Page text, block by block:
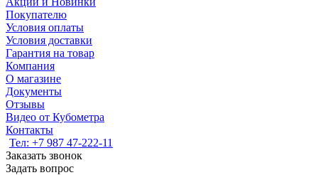
Покупателю
Условия оплаты
Условия доставки
Гарантия на товар
Компания
О магазине
Документы
Отзывы
Видео от Кубометра
Контакты
Тел: +7 987 47-222-11
Заказать звонок
Задать вопрос